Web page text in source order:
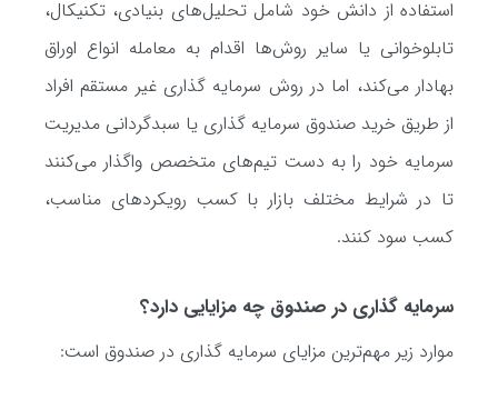
استفاده از دانش خود شامل تحلیل‌های بنیادی، تکنیکال،
تابلوخوانی یا سایر روش‌ها اقدام به معامله انواع اوراق
بهادار می‌کند، اما در روش سرمایه گذاری غیر مستقم افراد
از طریق خرید صندوق سرمایه گذاری یا سبدگردانی مدیریت
سرمایه خود را به دست تیم‌های متخصص واگذار می‌کنند
تا در شرایط مختلف بازار با کسب رویکردهای مناسب،
کسب سود کنند.
سرمایه گذاری در صندوق چه مزایایی دارد؟
موارد زیر مهم‌ترین مزایای سرمایه گذاری در صندوق است: